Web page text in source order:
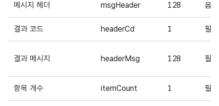
메시지 헤더 msgHeader 128 옵
결과 코드 headerCd 1 필
결과 메시지 headerMsg 128 필
항목 개수 itemCount 1 필